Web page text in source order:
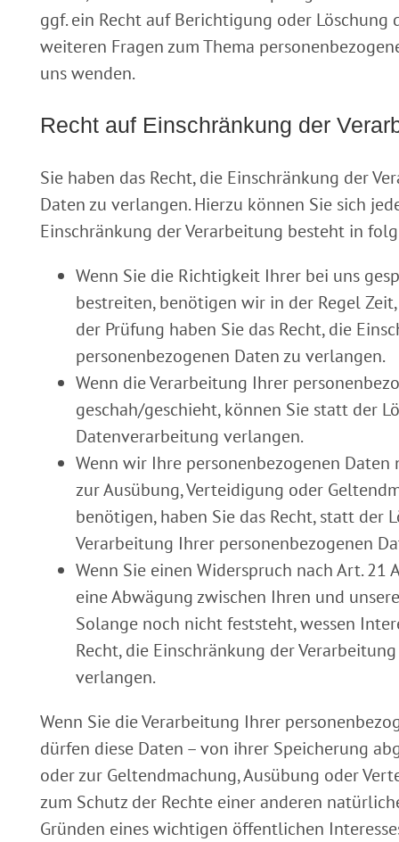
ggf. ein Recht auf Berichtigung oder Löschung
weiteren Fragen zum Thema
uns wenden.
Recht auf Einschränkung der
Sie haben das Recht, die Einschränkung der
Daten zu verlangen. Hierzu können Sie sich
Einschränkung der Verarbeitung besteht in
Wenn Sie die Richtigkeit Ihrer bei uns
bestreiten, benötigen wir in der Regel
der Prüfung haben Sie das Recht, die
personenbezogenen Daten zu verlangen.
Wenn die Verarbeitung Ihrer
geschah/geschieht, können Sie statt der
Datenverarbeitung verlangen.
Wenn wir Ihre personenbezogenen
zur Ausübung, Verteidigung oder
benötigen, haben Sie das Recht, statt der
Verarbeitung Ihrer personenbezogenen
Wenn Sie einen Widerspruch nach Art. 21
eine Abwägung zwischen Ihren und
Solange noch nicht feststeht, wessen
Recht, die Einschränkung der
verlangen.
Wenn Sie die Verarbeitung Ihrer
dürfen diese Daten – von ihrer Speicherung
oder zur Geltendmachung, Ausübung oder
zum Schutz der Rechte einer anderen
Gründen eines wichtigen öffentlichen